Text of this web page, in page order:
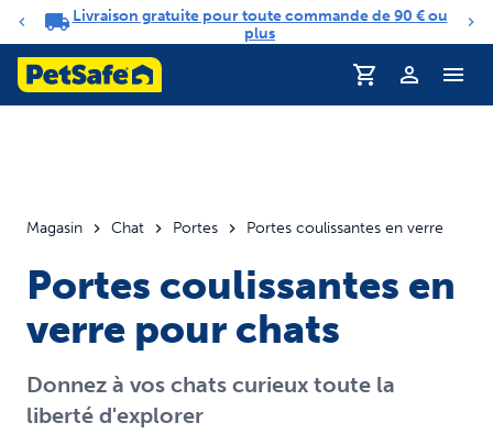
Carrousel de notifications
Livraison gratuite pour toute commande de 90 € ou
plus
Magasin Chat Portes Portes coulissantes en verre
Portes coulissantes en
verre pour chats
Donnez à vos chats curieux toute la
liberté d'explorer